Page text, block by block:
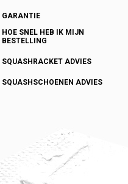
GARANTIE
HOE SNEL HEB IK MIJN
BESTELLING
SQUASHRACKET ADVIES
SQUASHSCHOENEN ADVIES